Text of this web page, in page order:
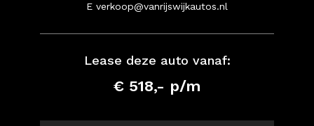
E verkoop@vanrijswijkautos.nl
Lease deze auto vanaf:
€ 518,- p/m